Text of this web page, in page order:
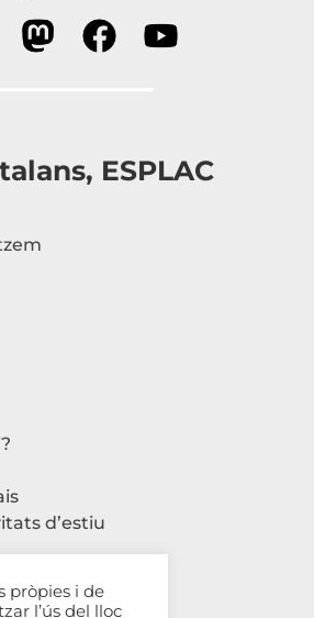
ESPLAC
d’estiu
pròpies i de
l’ús del lloc